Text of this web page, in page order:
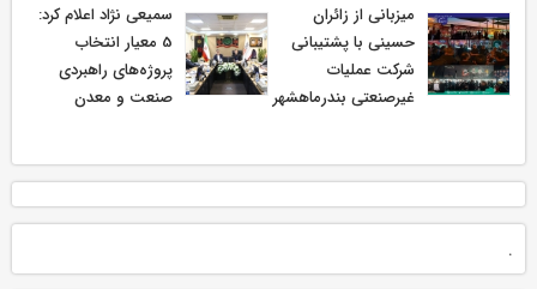
میزبانی از زائران
حسینی با پشتیبانی
شرکت عملیات
غیرصنعتی بندرماهشهر
سمیعی‌ نژاد اعلام کرد:
5 معیار انتخاب
پروژه‌های راهبردی
صنعت و معدن
.